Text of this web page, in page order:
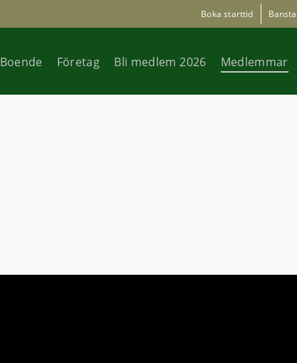
Boka starttid
Boende Företag Bli medlem 2026 Medlemmar